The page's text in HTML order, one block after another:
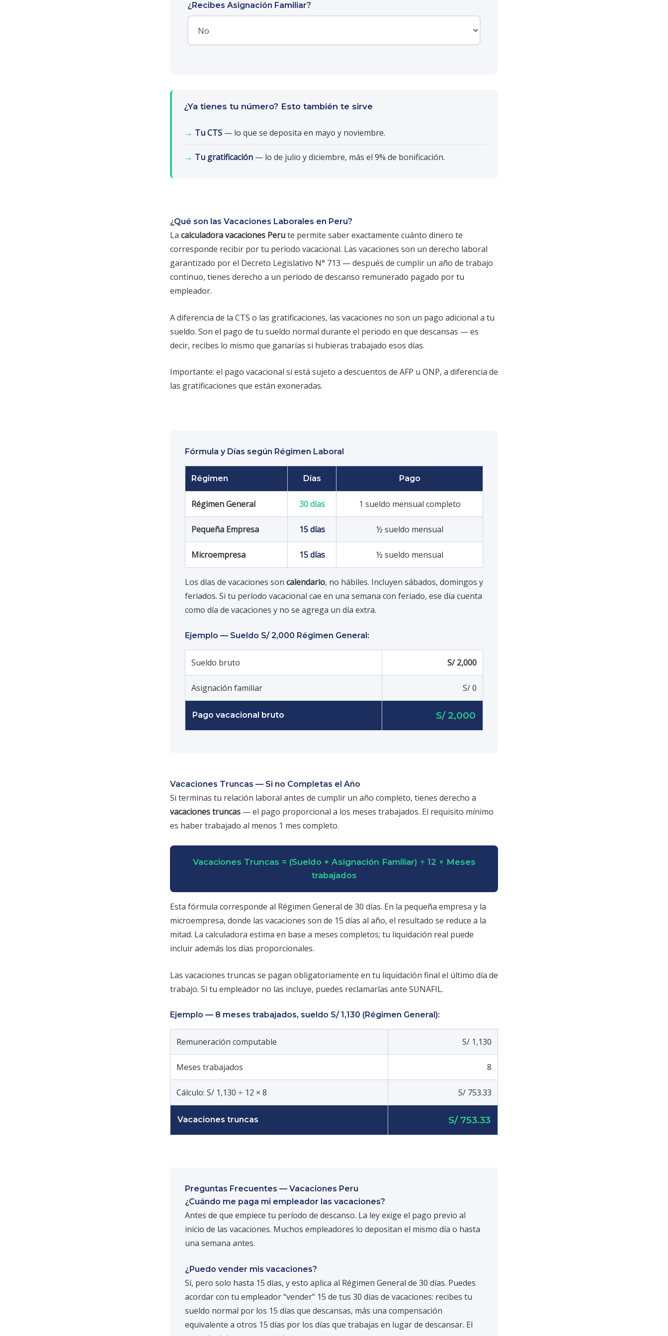
¿Recibes Asignación Familiar?
¿Ya tienes tu número? Esto también te sirve
→ Tu CTS — lo que se deposita en mayo y noviembre.
→ Tu gratificación — lo de julio y diciembre, más el 9% de bonificación.
¿Qué son las Vacaciones Laborales en Peru?
La calculadora vacaciones Perute permite saber exactamente cuánto dinero te
corresponde recibir por tu período vacacional. Las vacaciones son un derecho laboral
garantizado por el Decreto Legislativo N° 713 — después de cumplir un año de trabajo
continuo, tienes derecho a un período de descanso remunerado pagado por tu
empleador.
A diferencia de la CTS o las gratificaciones, las vacaciones no son un pago adicional a tu
sueldo. Son el pago de tu sueldo normal durante el periodo en que descansas — es
decir, recibes lo mismo que ganarías si hubieras trabajado esos días.
Importante: el pago vacacional sí está sujeto a descuentos de AFP u ONP, a diferencia de
las gratificaciones que están exoneradas.
Fórmula y Días según Régimen Laboral
Régimen Días Pago
Régimen General 30 días 1 sueldo mensual completo
Pequeña Empresa 15 días ½ sueldo mensual
Microempresa 15 días ½ sueldo mensual
Los días de vacaciones son calendario, no hábiles. Incluyen sábados, domingos y
feriados. Si tu período vacacional cae en una semana con feriado, ese día cuenta
como día de vacaciones y no se agrega un día extra.
Ejemplo — Sueldo S/ 2,000 Régimen General:
Sueldo bruto S/ 2,000
Asignación familiar S/ 0
Pago vacacional bruto S/ 2,000
Vacaciones Truncas — Si no Completas el Año
Si terminas tu relación laboral antes de cumplir un año completo, tienes derecho a
vacaciones truncas — el pago proporcional a los meses trabajados. El requisito mínimo
es haber trabajado al menos 1 mes completo.
Vacaciones Truncas = (Sueldo + Asignación Familiar) ÷ 12 × Meses
trabajados
Esta fórmula corresponde al Régimen General de 30 días. En la pequeña empresa y la
microempresa, donde las vacaciones son de 15 días al año, el resultado se reduce a la
mitad. La calculadora estima en base a meses completos; tu liquidación real puede
incluir además los días proporcionales.
Las vacaciones truncas se pagan obligatoriamente en tu liquidación final el último día de
trabajo. Si tu empleador no las incluye, puedes reclamarlas ante SUNAFIL.
Ejemplo — 8 meses trabajados, sueldo S/ 1,130 (Régimen General):
Remuneración computable S/ 1,130
Meses trabajados 8
Cálculo: S/ 1,130 ÷ 12 × 8 S/ 753.33
Vacaciones truncas S/ 753.33
Preguntas Frecuentes — Vacaciones Peru
¿Cuándo me paga mi empleador las vacaciones?
Antes de que empiece tu período de descanso. La ley exige el pago previo al
inicio de las vacaciones. Muchos empleadores lo depositan el mismo día o hasta
una semana antes.
¿Puedo vender mis vacaciones?
Sí, pero solo hasta 15 días, y esto aplica al Régimen General de 30 días. Puedes
acordar con tu empleador “vender” 15 de tus 30 días de vacaciones: recibes tu
sueldo normal por los 15 días que descansas, más una compensación
equivalente a otros 15 días por los días que trabajas en lugar de descansar. El